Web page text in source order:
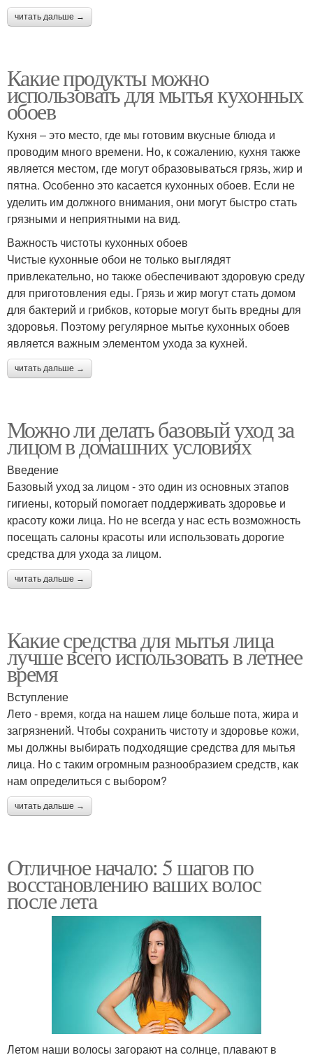
читать дальше →
Какие продукты можно
использовать для мытья кухонных
обоев
Кухня – это место, где мы готовим вкусные блюда и
проводим много времени. Но, к сожалению, кухня также
является местом, где могут образовываться грязь, жир и
пятна. Особенно это касается кухонных обоев. Если не
уделить им должного внимания, они могут быстро стать
грязными и неприятными на вид.
Важность чистоты кухонных обоев
Чистые кухонные обои не только выглядят
привлекательно, но также обеспечивают здоровую среду
для приготовления еды. Грязь и жир могут стать домом
для бактерий и грибков, которые могут быть вредны для
здоровья. Поэтому регулярное мытье кухонных обоев
является важным элементом ухода за кухней.
читать дальше →
Можно ли делать базовый уход за
лицом в домашних условиях
Введение
Базовый уход за лицом - это один из основных этапов
гигиены, который помогает поддерживать здоровье и
красоту кожи лица. Но не всегда у нас есть возможность
посещать салоны красоты или использовать дорогие
средства для ухода за лицом.
читать дальше →
Какие средства для мытья лица
лучше всего использовать в летнее
время
Вступление
Лето - время, когда на нашем лице больше пота, жира и
загрязнений. Чтобы сохранить чистоту и здоровье кожи,
мы должны выбирать подходящие средства для мытья
лица. Но с таким огромным разнообразием средств, как
нам определиться с выбором?
читать дальше →
Отличное начало: 5 шагов по
восстановлению ваших волос
после лета
Летом наши волосы загорают на солнце, плавают в